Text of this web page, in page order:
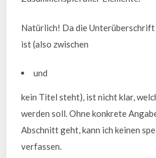
Natürlich! Da die
ist (also zwischen
und
kein Titel steht), ist nicht klar,
werden soll. Ohne konkrete
Abschnitt geht, kann ich keinen
verfassen.